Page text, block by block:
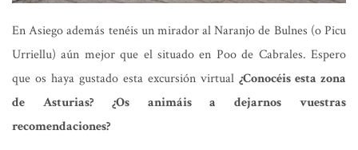
En Asiego además tenéis un mirador al Naranjo de Bulnes (o Picu
Urriellu) aún mejor que el situado en Poo de Cabrales. Espero
que os haya gustado esta excursión virtual ¿Conocéis esta zona
de Asturias? ¿Os animáis a dejarnos vuestras
recomendaciones?